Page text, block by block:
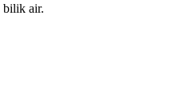
bilik air.